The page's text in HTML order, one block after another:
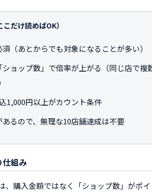
だけ読めばOK）
（あとからでも対象になることが多い）
ショップ数」で倍率が上がる（同じ店で複
1,000円以上がカウント条件
るので、無理な10店舗達成は不要
仕組み
、購入金額ではなく「ショップ数」がポ